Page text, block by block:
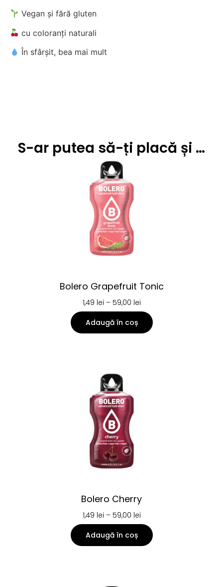
Vegan și fără gluten
cu coloranți naturali
În sfârșit, bea mai mult
S-ar putea să-ți placă și …
Bolero Grapefruit Tonic
1,49 lei – 59,00 lei
Adaugă în coș
Bolero Cherry
1,49 lei – 59,00 lei
Adaugă în coș